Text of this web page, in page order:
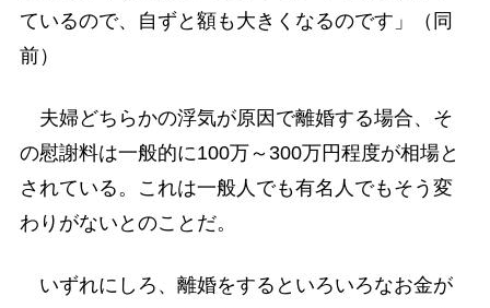
ているので、自ずと額も大きくなるのです」（同
前）
夫婦どちらかの浮気が原因で離婚する場合、そ
の慰謝料は一般的に100万～300万円程度が相場と
されている。これは一般人でも有名人でもそう変
わりがないとのことだ。
いずれにしろ、離婚をするといろいろなお金が